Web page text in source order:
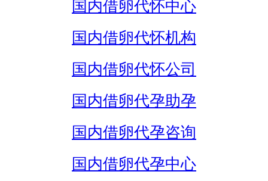
国内借卵代怀中心
国内借卵代怀机构
国内借卵代怀公司
国内借卵代孕助孕
国内借卵代孕咨询
国内借卵代孕中心